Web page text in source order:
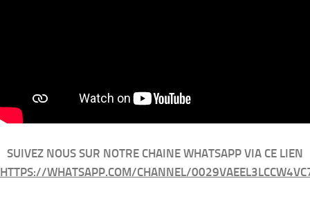
SUIVEZ NOUS SUR NOTRE CHAINE WHATSAPP VIA CE LIEN
HTTPS://WHATSAPP.COM/CHANNEL/